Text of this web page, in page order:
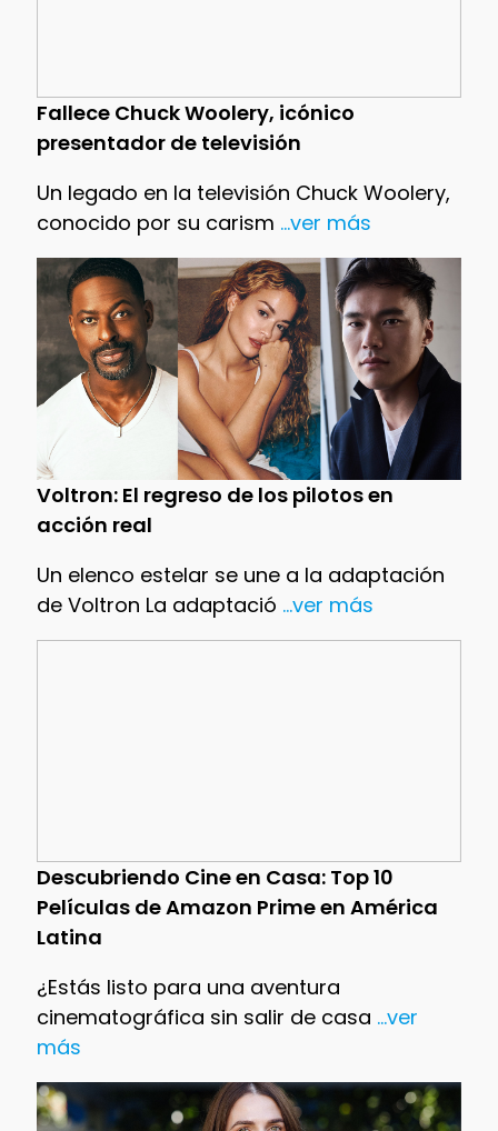
Fallece Chuck Woolery, icónico
presentador de televisión
Un legado en la televisión Chuck Woolery,
conocido por su carism ...ver más
Voltron: El regreso de los pilotos en
acción real
Un elenco estelar se une a la adaptación
de Voltron La adaptació ...ver más
Descubriendo Cine en Casa: Top 10
Películas de Amazon Prime en América
Latina
¿Estás listo para una aventura
cinematográfica sin salir de casa ...ver
más